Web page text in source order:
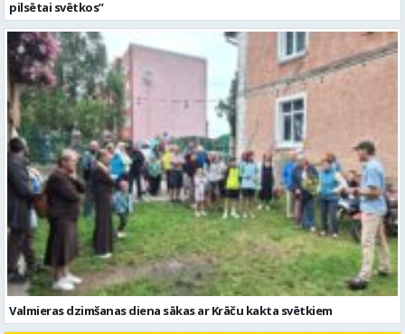
Valmieras dzimšanas diena sākas ar Krāču kakta svētkiem